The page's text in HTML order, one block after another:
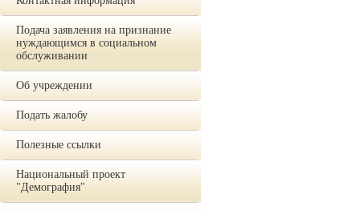
Подача заявления на признание
нуждающимся в социальном
обслуживании
Об учреждении
Подать жалобу
Полезные ссылки
Национальный проект
"Демография"